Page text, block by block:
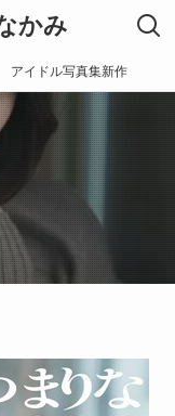
かみ
アイドル写真集新作